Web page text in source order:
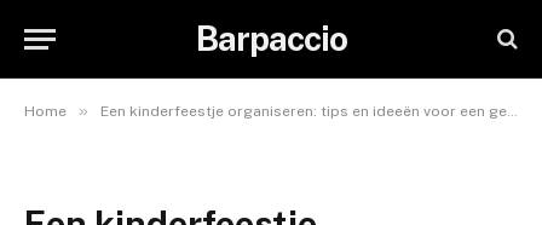
Barpaccio
Home » Een kinderfeestje organiseren: tips en ideeën voor een geslaagd feest